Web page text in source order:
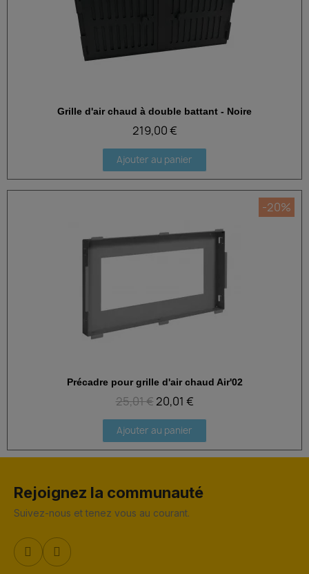
Aperçu rapide
Grille d'air chaud à double battant - Noire
219,00 €
Ajouter au panier
Aperçu rapide
-20%
Précadre pour grille d'air chaud Air'02
25,01 € 20,01 €
Ajouter au panier
Rejoignez la communauté
Suivez-nous et tenez vous au courant.